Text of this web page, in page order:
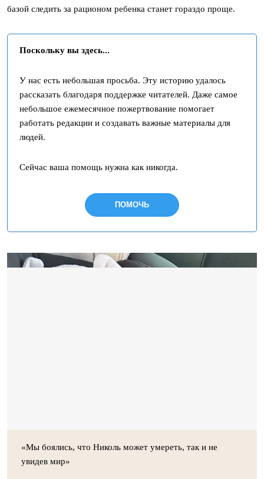
базой следить за рационом ребенка станет гораздо проще.
Поскольку вы здесь...
У нас есть небольшая просьба. Эту историю удалось
рассказать благодаря поддержке читателей. Даже самое
небольшое ежемесячное пожертвование помогает
работать редакции и создавать важные материалы для
людей.
Сейчас ваша помощь нужна как никогда.
ПОМОЧЬ
«Мы боялись, что Николь может умереть, так и не
увидев мир»